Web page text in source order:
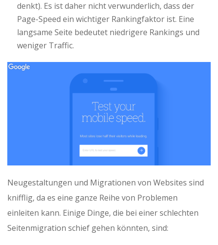
denkt). Es ist daher nicht verwunderlich, dass der
Page-Speed ein wichtiger Rankingfaktor ist. Eine
langsame Seite bedeutet niedrigere Rankings und
weniger Traffic.
Neugestaltungen und Migrationen von Websites sind
knifflig, da es eine ganze Reihe von Problemen
einleiten kann. Einige Dinge, die bei einer schlechten
Seitenmigration schief gehen könnten, sind: